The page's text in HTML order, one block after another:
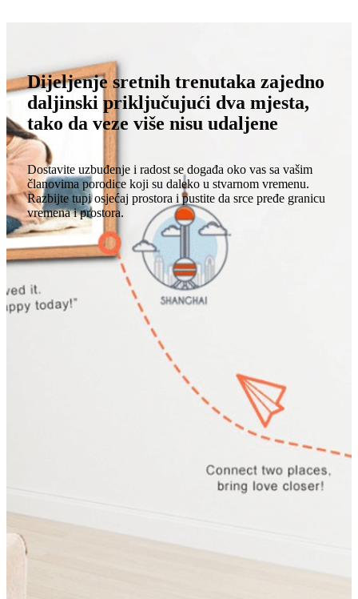
Dijeljenje sretnih trenutaka zajedno
daljinski priključujući dva mjesta,
tako da veze više nisu udaljene
Dostavite uzbuđenje i radost se događa oko vas sa vašim
članovima porodice koji su daleko u stvarnom vremenu.
Razbijte tupi osjećaj prostora i pustite da srce pređe granicu
vremena i prostora.